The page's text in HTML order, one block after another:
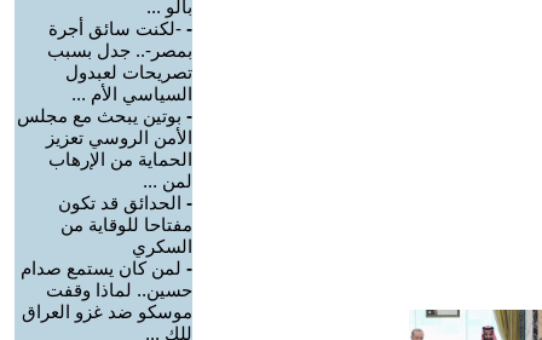
بالو ...
- -لكنت سائق أجرة
بمصر-.. جدل بسبب
تصريحات لعبدول
السياسي الأم ...
- بوتين يبحث مع مجلس
الأمن الروسي تعزيز
الحماية من الإرهاب
لمن ...
- الحدائق قد تكون
مفتاحا للوقاية من
السكري
- لمن كان يستمع صدام
حسين.. لماذا وقفت
موسكو ضد غزو العراق
للك ...